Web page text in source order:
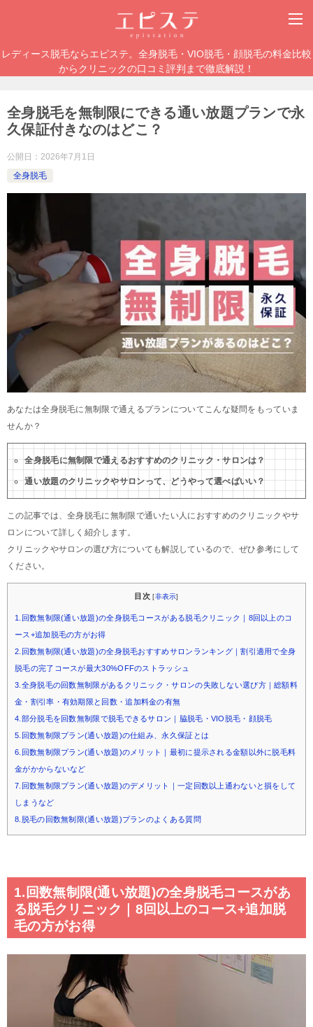
レディース脱毛ならエピステ。全身脱毛・VIO脱毛・顔脱毛の料金比較
からクリニックの口コミ評判まで徹底解説！
全身脱毛を無制限にできる通い放題プランで永
久保証付きなのはどこ？
公開日： 2026年7月1日
全身脱毛
あなたは全身脱毛に無制限で通えるプランについてこんな疑問をもっていま
せんか？
全身脱毛に無制限で通えるおすすめのクリニック・サロンは？
通い放題のクリニックやサロンって、どうやって選べばいい？
この記事では、全身脱毛に無制限で通いたい人におすすめのクリニックやサ
ロンについて詳しく紹介します。
クリニックやサロンの選び方についても解説しているので、ぜひ参考にして
ください。
目次 [非表示]
1.回数無制限(通い放題)の全身脱毛コースがある脱毛クリニック｜8回以上のコ
ース+追加脱毛の方がお得
2.回数無制限(通い放題)の全身脱毛おすすめサロンランキング｜割引適用で全身
脱毛の完了コースが最大30%OFFのストラッシュ
3.全身脱毛の回数無制限があるクリニック・サロンの失敗しない選び方｜総額料
金・割引率・有効期限と回数・追加料金の有無
4.部分脱毛を回数無制限で脱毛できるサロン｜脇脱毛・VIO脱毛・顔脱毛
5.回数無制限プラン(通い放題)の仕組み、永久保証とは
6.回数無制限プラン(通い放題)のメリット｜最初に提示される金額以外に脱毛料
金がかからないなど
7.回数無制限プラン(通い放題)のデメリット｜一定回数以上通わないと損をして
しまうなど
8.脱毛の回数無制限(通い放題)プランのよくある質問
1.回数無制限(通い放題)の全身脱毛コースがあ
る脱毛クリニック｜8回以上のコース+追加脱
毛の方がお得